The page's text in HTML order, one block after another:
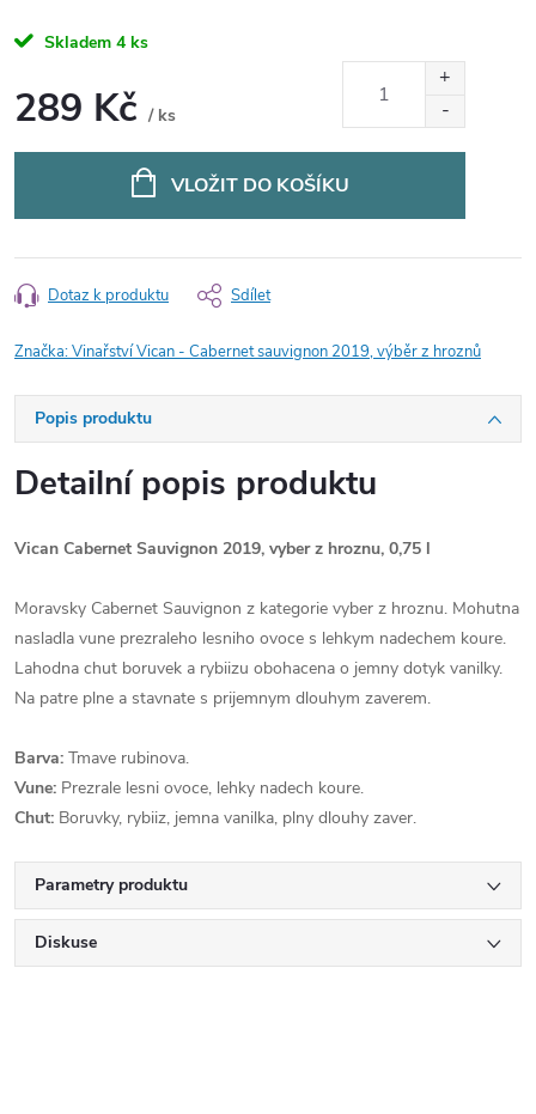
Skladem 4 ks
289 Kč / ks
VLOŽIT DO KOŠÍKU
Dotaz k produktu Sdílet
Značka:Vinařství Vican - Cabernet sauvignon 2019, výběr z hroznů
Popis produktu
Detailní popis produktu
Vican Cabernet Sauvignon 2019, vyber z hroznu, 0,75 l
Moravsky Cabernet Sauvignon z kategorie vyber z hroznu. Mohutna
nasladla vune prezraleho lesniho ovoce s lehkym nadechem koure.
Lahodna chut boruvek a rybiizu obohacena o jemny dotyk vanilky.
Na patre plne a stavnate s prijemnym dlouhym zaverem.
Barva: Tmave rubinova.
Vune: Prezrale lesni ovoce, lehky nadech koure.
Chut: Boruvky, rybiiz, jemna vanilka, plny dlouhy zaver.
Parametry produktu
Diskuse